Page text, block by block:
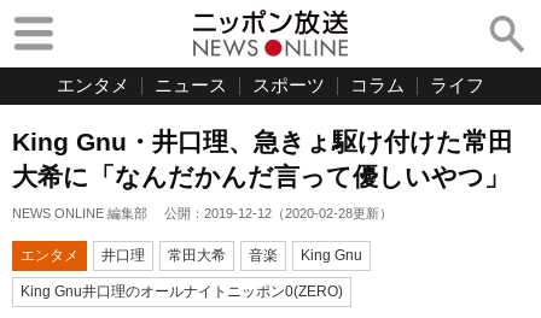
エンタメ ニュース スポーツ コラム ライフ
King Gnu・井口理、急きょ駆け付けた常田
大希に「なんだかんだ言って優しいやつ」
NEWS ONLINE 編集部 公開： 2019-12-12 （2020-02-28更新）
エンタメ 井口理 常田大希 音楽 King Gnu
King Gnu井口理のオールナイトニッポン0(ZERO)